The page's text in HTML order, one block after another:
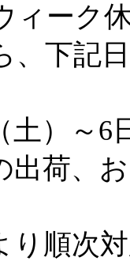
ィーク
、下記
土）～6
出荷、
り順次